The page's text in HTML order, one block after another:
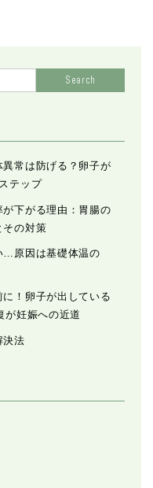
Search
常は防げる？卵子が
テップ
が下がる理由：胃腸の
その対策
…原因は基礎体温の
に！卵子が出している
が妊娠への近道
決法